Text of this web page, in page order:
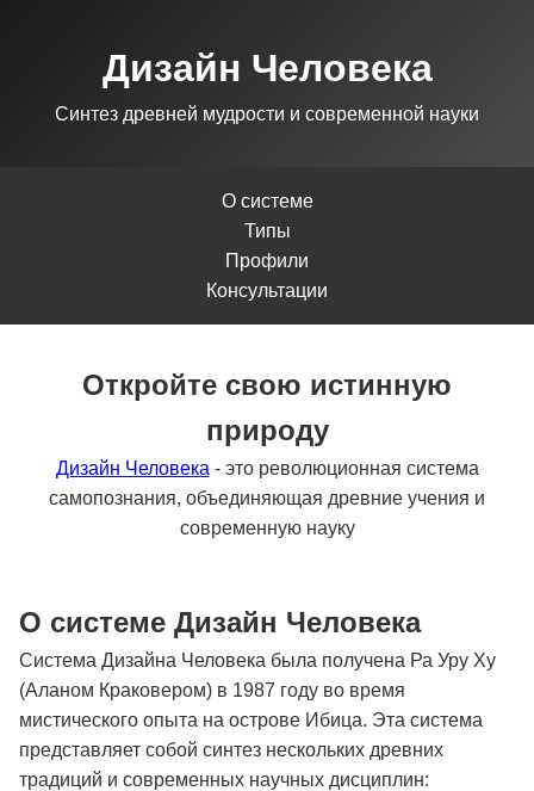
Дизайн Человека
Синтез древней мудрости и современной науки
О системе
Типы
Профили
Консультации
Откройте свою истинную
природу
Дизайн Человека - это революционная система
самопознания, объединяющая древние учения и
современную науку
О системе Дизайн Человека
Система Дизайна Человека была получена Ра Уру Ху
(Аланом Краковером) в 1987 году во время
мистического опыта на острове Ибица. Эта система
представляет собой синтез нескольких древних
традиций и современных научных дисциплин: